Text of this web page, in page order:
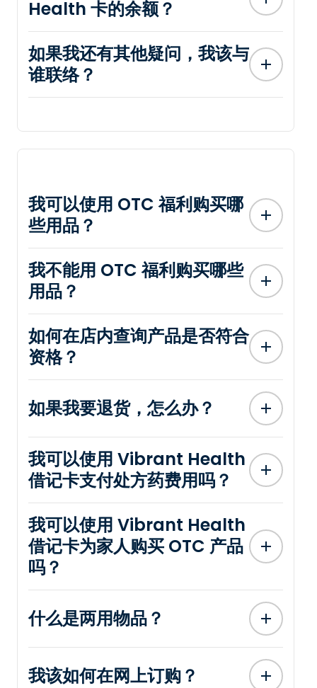
Health 卡的余额？
如果我还有其他疑问，我该与
谁联络？
我可以使用 OTC 福利购买哪
些用品？
我不能用 OTC 福利购买哪些
用品？
如何在店内查询产品是否符合
资格？
如果我要退货，怎么办？
我可以使用 Vibrant Health
借记卡支付处方药费用吗？
我可以使用 Vibrant Health
借记卡为家人购买 OTC 产品
吗？
什么是两用物品？
我该如何在网上订购？